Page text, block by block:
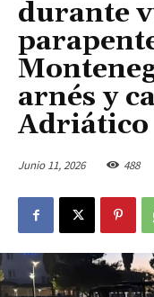
durante
arnés y
Adriático
Junio 11, 2026 488